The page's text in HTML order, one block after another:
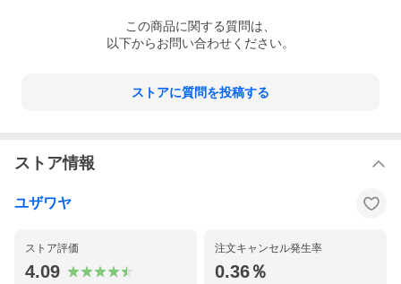
この商品に関する質問は、
以下からお問い合わせください。
ストアに質問を投稿する
ストア情報
ユザワヤ
ストア評価
4.09
注文キャンセル発生率
0.36％